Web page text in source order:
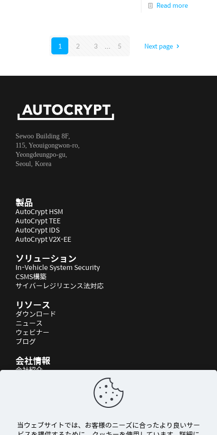
Read more
1 2 3 ... 5 Next page
Sewoo Building 8F,
115, Yeouigongwon-ro,
Yeongdeungpo-gu,
Seoul, Korea
製品
AutoCrypt HSM
AutoCrypt TEE
AutoCrypt IDS
AutoCrypt V2X-EE
ソリューション
In-Vehicle System Security
CSMS構築
サイバーレジリエンス法対応
リソース
ダウンロード
ニュース
ウェビナー
ブログ
会社情報
会社紹介
当ウェブサイトでは、お客様のニーズに合ったより良いサー